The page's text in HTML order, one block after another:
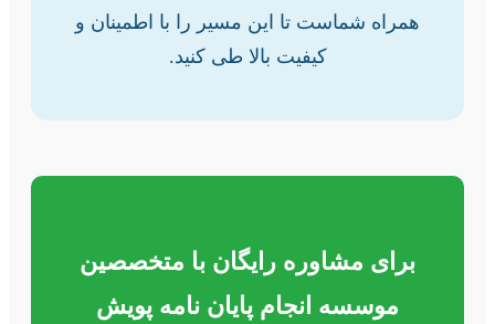
همراه شماست تا این مسیر را با اطمینان و
کیفیت بالا طی کنید.
برای مشاوره رایگان با متخصصین
موسسه انجام پایان نامه پویش